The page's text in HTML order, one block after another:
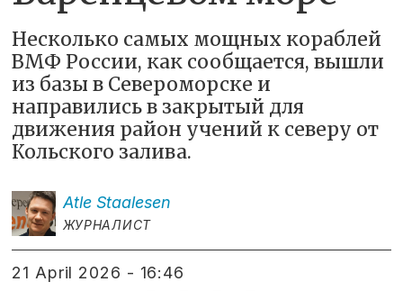
Несколько самых мощных кораблей
ВМФ России, как сообщается, вышли
из базы в Североморске и
направились в закрытый для
движения район учений к северу от
Кольского залива.
Atle Staalesen
ЖУРНАЛИСТ
21 April 2026 - 16:46